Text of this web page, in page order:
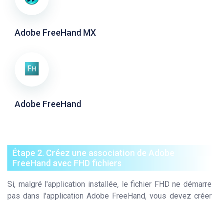
Adobe FreeHand MX
Adobe FreeHand
Étape 2. Créez une association de Adobe
FreeHand avec FHD fichiers
Si, malgré l'application installée, le fichier FHD ne démarre
pas dans l'application Adobe FreeHand, vous devez créer